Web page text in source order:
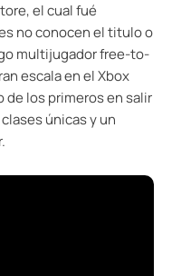
el cual fué
no conocen el titulo o
multijugador free-to-
escala en el Xbox
de los primeros en salir
únicas y un